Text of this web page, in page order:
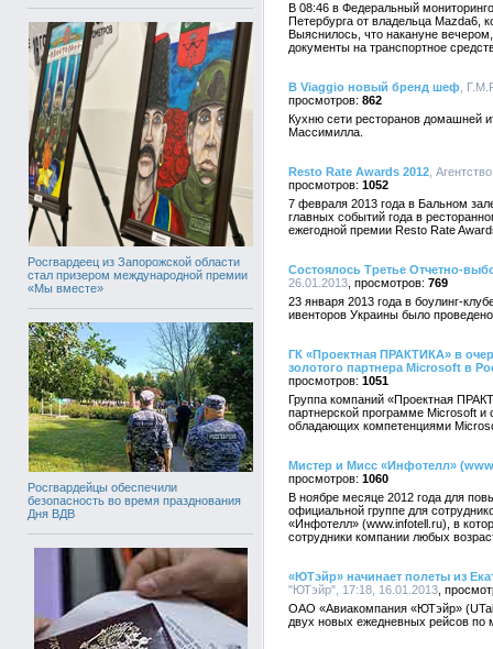
Росгвардеец из Запорожской области
стал призером международной премии
«Мы вместе»
Росгвардейцы обеспечили
безопасность во время празднования
Дня ВДВ
В 08:46 в Федеральный
Петербурга от владельца Mazda6,
Выяснилось, что накануне
документы на транспортное
В Viaggio новый бренд шеф ,
862
Кухню сети ресторанов домашней
Массимилла.
Resto Rate Awards 2012 ,
1052
7 февраля 2013 года в Бальном
главных событий года в
ежегодной премии Resto Rate
Состоялось Третье Отчетно-
26.01.2013
769
23 января 2013 года в боулинг-
ивенторов Украины было
ГК «Проектная ПРАКТИКА» в
золотого партнера Microsoft в
1051
Группа компаний «Проектная
партнерской программе Microsoft
обладающих компетенциями
Мистер и Мисс «Инфотелл»
1060
В ноябре месяце 2012 года для
официальной группе для
«Инфотелл» (www.infotell.ru), в
сотрудники компании любых
«ЮТэйр» начинает полеты из
"ЮТэйр", 17:18, 16.01.2013
ОАО «Авиакомпания «ЮТэйр»
двух новых ежедневных рейсов по